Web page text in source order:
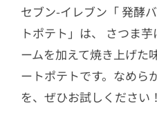
セブン-イレブン「 発酵
トポテト」は、 さつま
ームを加えて焼き上げた
ートポテトです。なめら
を、ぜひお試しください！